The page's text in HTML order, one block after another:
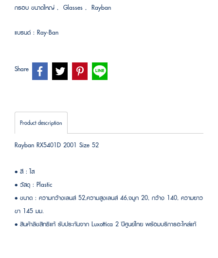
กรอบ ขนาดใหญ่ , Glasses , Rayban
แบรนด์ : Ray-Ban
Share
Product description
Rayban RX5401D 2001 Size 52
• สี : ใส
• วัสดุ : Plastic
• ขนาด : ความกว้างเลนส์ 52,ความสูงเลนส์ 46,จมูก 20, กว้าง 140, ความยาว
ขา 145 มม.
• สินค้าลิขสิทธิแท้ รับประกันจาก Luxottica 2 ปีศูนย์ไทย พร้อมบริการอะไหล่แท้